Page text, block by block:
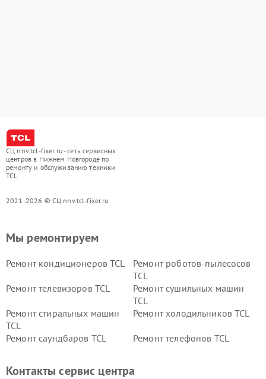
СЦ nnv.tcl-fixer.ru - сеть сервисных
центров в Нижнем Новгороде по
ремонту и обслуживанию техники
TCL
2021-2026 © СЦ nnv.tcl-fixer.ru
Мы ремонтируем
Ремонт кондиционеров TCL
Ремонт роботов-пылесосов
TCL
Ремонт телевизоров TCL
Ремонт сушильных машин
TCL
Ремонт стиральных машин
TCL
Ремонт холодильников TCL
Ремонт саундбаров TCL Ремонт телефонов TCL
Контакты сервис центра